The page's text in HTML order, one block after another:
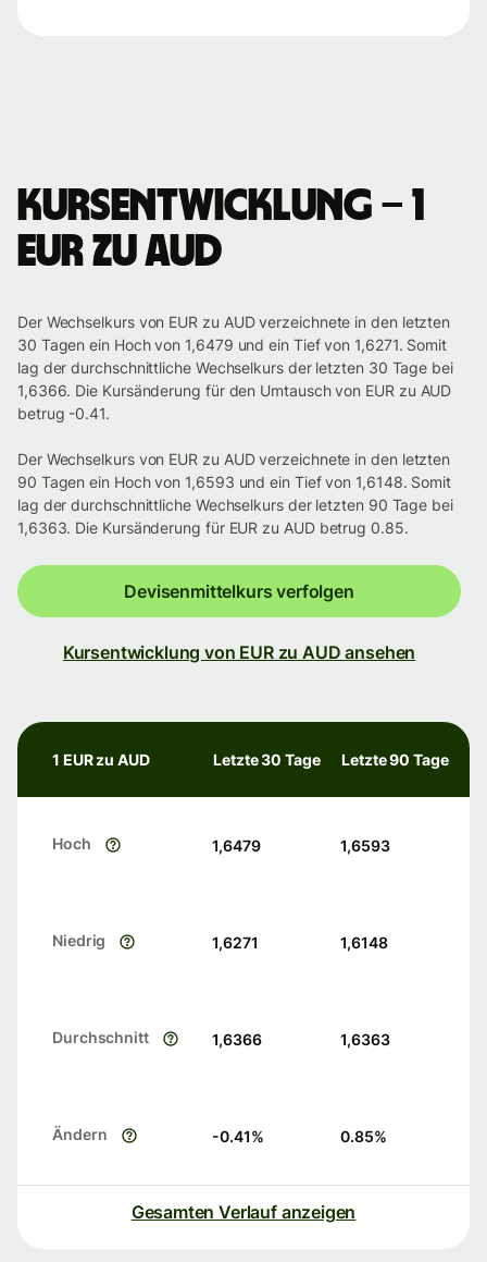
Kursentwicklung – 1
EUR zu AUD
Der Wechselkurs von EUR zu AUD verzeichnete in den letzten
30 Tagen ein Hoch von 1,6479 und ein Tief von 1,6271. Somit
lag der durchschnittliche Wechselkurs der letzten 30 Tage bei
1,6366. Die Kursänderung für den Umtausch von EUR zu AUD
betrug -0.41.
Der Wechselkurs von EUR zu AUD verzeichnete in den letzten
90 Tagen ein Hoch von 1,6593 und ein Tief von 1,6148. Somit
lag der durchschnittliche Wechselkurs der letzten 90 Tage bei
1,6363. Die Kursänderung für EUR zu AUD betrug 0.85.
Devisenmittelkurs verfolgen
Kursentwicklung von EUR zu AUD ansehen
1 EUR zu AUD Letzte 30 Tage Letzte 90 Tage
Hoch 1,6479 1,6593
Niedrig 1,6271 1,6148
Durchschnitt 1,6366 1,6363
Ändern -0.41% 0.85%
Gesamten Verlauf anzeigen